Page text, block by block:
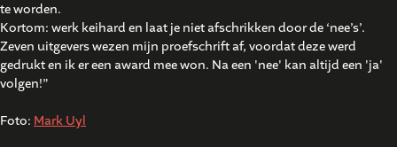
te worden.
Kortom: werk keihard en laat je niet afschrikken door de ‘nee’s’.
Zeven uitgevers wezen mijn proefschrift af, voordat deze werd
gedrukt en ik er een award mee won. Na een 'nee' kan altijd een 'ja'
volgen!”
Foto: Mark Uyl